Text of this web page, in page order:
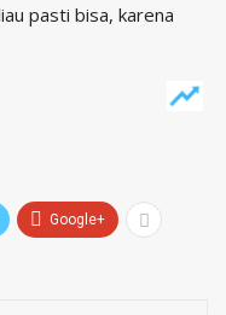
pasti bisa, karena
Google+